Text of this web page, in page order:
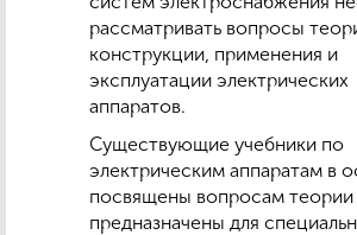
рассматривать вопросы
конструкции, применения и
эксплуатации электрических
аппаратов.
Существующие учебники по
электрическим аппаратам в
посвящены вопросам теории
предназначены для